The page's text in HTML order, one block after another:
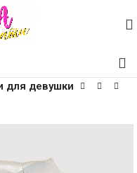
для девушки